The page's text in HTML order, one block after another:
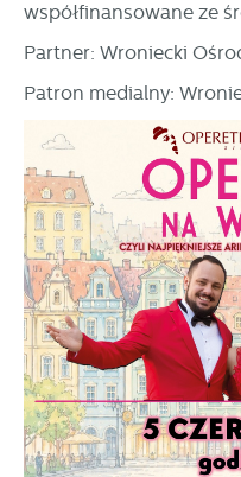
współfinansowane ze
Partner: Wroniecki
Patron medialny: